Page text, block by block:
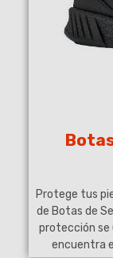
Protege tus
de Botas de
protección se
encuentra